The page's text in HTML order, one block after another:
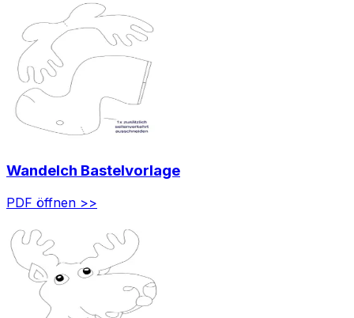
Wandelch Bastelvorlage
PDF öffnen >>